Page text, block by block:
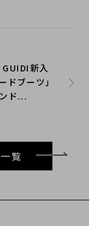
GUIDI新入
ドブーツ」
ド...
覧